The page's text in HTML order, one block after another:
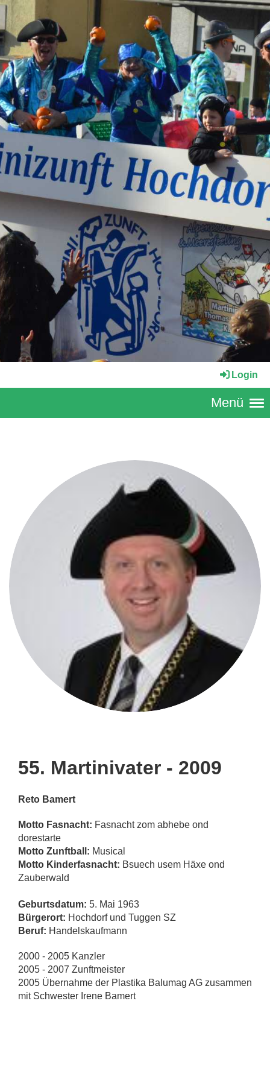
Login
Menü
55. Martinivater - 2009
Reto Bamert
Motto Fasnacht: Fasnacht zom abhebe ond
dorestarte
Motto Zunftball: Musical
Motto Kinderfasnacht: Bsuech usem Häxe ond
Zauberwald
Geburtsdatum: 5. Mai 1963
Bürgerort: Hochdorf und Tuggen SZ
Beruf: Handelskaufmann
2000 - 2005 Kanzler
2005 - 2007 Zunftmeister
2005 Übernahme der Plastika Balumag AG zusammen
mit Schwester Irene Bamert